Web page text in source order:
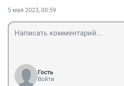
5 мая 2023, 00:59
Гость
Войти